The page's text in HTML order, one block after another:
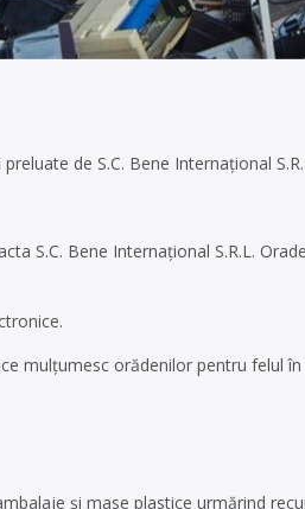
de S.C. Bene Internaţional
S.C. Bene Internaţional S.R.L.
mulţumesc orădenilor pentru felul
și mase plastice urmărind